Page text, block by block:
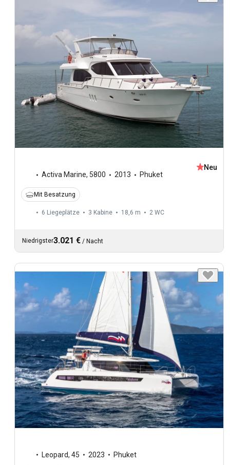
Activa Marine, 5800 2013 Phuket
Neu
Mit Besatzung
6 Liegeplätze 3 Kabine 18,6 m 2 WC
Niedrigster3.021 € / Nacht
Leopard, 45 2023 Phuket